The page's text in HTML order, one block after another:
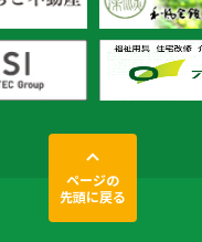
ページの
先頭に戻る